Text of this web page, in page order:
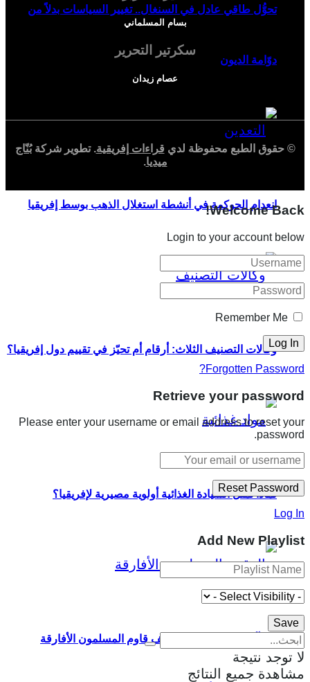
تحوُّل طاقي عادل في السنغال.. تغيير السياسات بدلاً من
دوّامة الديون
انعدام الحوكمة في أنشطة استغلال الذهب بوسط إفريقيا
وكالات التصنيف الثلاث: أرقام أم تحيّز في تقييم دول إفريقيا؟
لماذا تمثل السيادة الغذائية أولوية مصيرية لإفريقيا؟
القرآن والكتابة العربية: كيف قاوم المسلمون الأفارقة
بسام المسلماني
سكرتير التحرير
عصام زيدان
© حقوق الطبع محفوظة لدي قراءات إفريقية. تطوير شركةبُنّاج
ميديا.
Welcome Back!
Login to your account below
Remember Me
Forgotten Password?
Retrieve your password
Please enter your username or email address to reset your
password.
Log In
Add New Playlist
لا توجد نتيجة
مشاهدة جميع النتائج